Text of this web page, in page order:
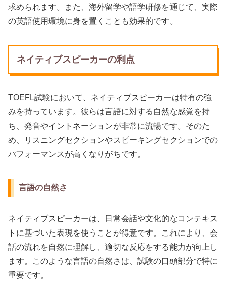
求められます。また、海外留学や語学研修を通じて、実際
の英語使用環境に身を置くことも効果的です。
ネイティブスピーカーの利点
TOEFL試験において、ネイティブスピーカーは特有の強
みを持っています。彼らは言語に対する自然な感覚を持
ち、発音やイントネーションが非常に流暢です。そのた
め、リスニングセクションやスピーキングセクションでの
パフォーマンスが高くなりがちです。
言語の自然さ
ネイティブスピーカーは、日常会話や文化的なコンテキス
トに基づいた表現を使うことが得意です。これにより、会
話の流れを自然に理解し、適切な反応をする能力が向上し
ます。このような言語の自然さは、試験の口頭部分で特に
重要です。